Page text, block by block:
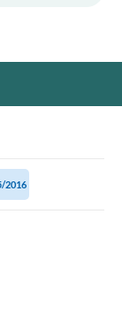
2016